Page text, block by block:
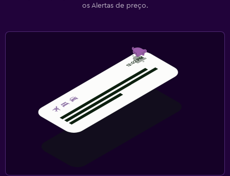
os Alertas de preço.